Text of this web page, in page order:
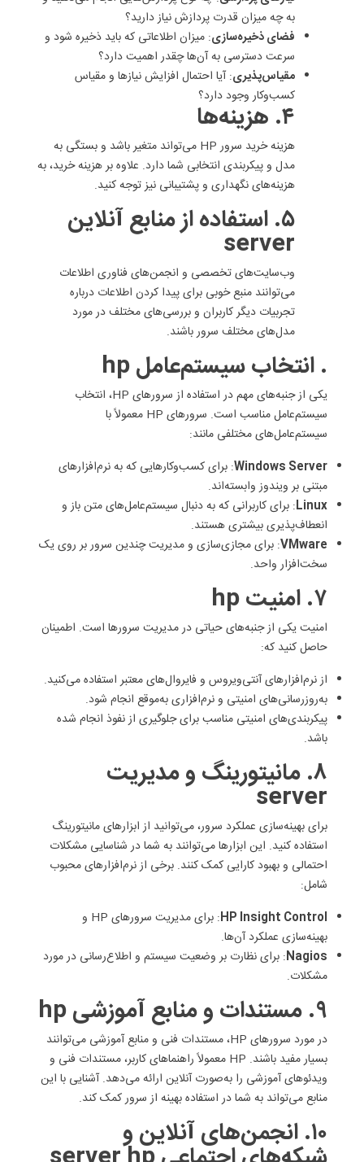
به چه میزان قدرت پردازش نیاز دارید؟
فضای ذخیره‌سازی: میزان اطلاعاتی که باید ذخیره شود و
سرعت دسترسی به آن‌ها چقدر اهمیت دارد؟
مقیاس‌پذیری: آیا احتمال افزایش نیازها و مقیاس
کسب‌وکار وجود دارد؟
۴. هزینه‌ها
هزینه خرید سرور HP می‌تواند متغیر باشد و بستگی به
مدل و پیکربندی انتخابی شما دارد. علاوه بر هزینه خرید، به
هزینه‌های نگهداری و پشتیبانی نیز توجه کنید.
۵. استفاده از منابع آنلاین
server
وب‌سایت‌های تخصصی و انجمن‌های فناوری اطلاعات
می‌توانند منبع خوبی برای پیدا کردن اطلاعات درباره
تجربیات دیگر کاربران و بررسی‌های مختلف در مورد
مدل‌های مختلف سرور باشند.
. انتخاب سیستم‌عامل hp
یکی از جنبه‌های مهم در استفاده از سرورهای HP، انتخاب
سیستم‌عامل مناسب است. سرورهای HP معمولاً با
سیستم‌عامل‌های مختلفی مانند:
Windows Server: برای کسب‌وکارهایی که به نرم‌افزارهای
مبتنی بر ویندوز وابسته‌اند.
Linux: برای کاربرانی که به دنبال سیستم‌عامل‌های متن باز و
انعطاف‌پذیری بیشتری هستند.
VMware: برای مجازی‌سازی و مدیریت چندین سرور بر روی یک
سخت‌افزار واحد.
۷. امنیت hp
امنیت یکی از جنبه‌های حیاتی در مدیریت سرورها است. اطمینان
حاصل کنید که:
از نرم‌افزارهای آنتی‌ویروس و فایروال‌های معتبر استفاده می‌کنید.
به‌روزرسانی‌های امنیتی و نرم‌افزاری به‌موقع انجام شود.
پیکربندی‌های امنیتی مناسب برای جلوگیری از نفوذ انجام شده
باشد.
۸. مانیتورینگ و مدیریت
server
برای بهینه‌سازی عملکرد سرور، می‌توانید از ابزارهای مانیتورینگ
استفاده کنید. این ابزارها می‌توانند به شما در شناسایی مشکلات
احتمالی و بهبود کارایی کمک کنند. برخی از نرم‌افزارهای محبوب
شامل:
HP Insight Control
: برای مدیریت سرورهای HP و
بهینه‌سازی عملکرد آن‌ها.
Nagios: برای نظارت بر وضعیت سیستم و اطلاع‌رسانی در مورد
مشکلات.
۹. مستندات و منابع آموزشی hp
در مورد سرورهای HP، مستندات فنی و منابع آموزشی می‌توانند
بسیار مفید باشند. HP معمولاً راهنماهای کاربر، مستندات فنی و
ویدئوهای آموزشی را به‌صورت آنلاین ارائه می‌دهد. آشنایی با این
منابع می‌تواند به شما در استفاده بهینه از سرور کمک کند.
۱۰. انجمن‌های آنلاین و